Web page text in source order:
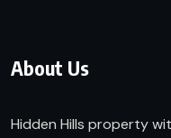
About Us
Hidden Hills property